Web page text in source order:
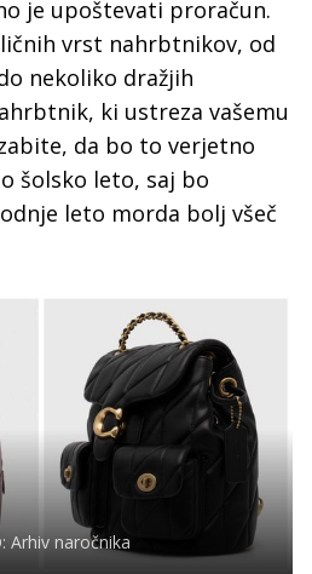
je upoštevati proračun.
vrst nahrbtnikov, od
nekoliko dražjih
ki ustreza vašemu
da bo to verjetno
šolsko leto, saj bo
leto morda bolj všeč
Arhiv naročnika